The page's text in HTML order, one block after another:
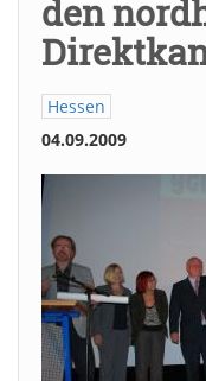
den
Hessen
04.09.2009